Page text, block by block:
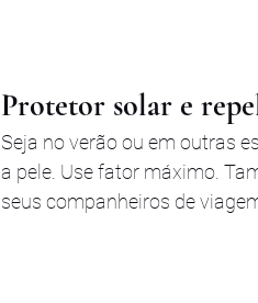
Protetor solar e
Seja no verão ou em outras
a pele. Use fator máximo.
seus companheiros de